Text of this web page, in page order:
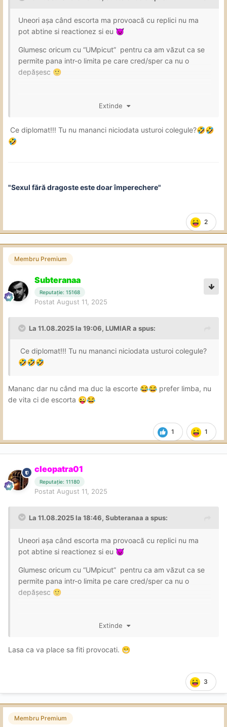
Uneori așa când escorta ma provoacă cu replici nu ma
pot abtine si reactionez si eu 😈
Glumesc oricum cu “UMpicut” pentru ca am văzut ca se
permite pana intr-o limita pe care cred/sper ca nu o
depășesc 🙂
Extinde
Ce diplomat!!! Tu nu mananci niciodata usturoi colegule?🤣🤣
🤣
2
"Sexul fără dragoste este doar împerechere"
Membru Premium
Subteranaa
Reputație: 15168
Postat August 11, 2025
La 11.08.2025 la 19:06, LUMIAR a spus:
Ce diplomat!!! Tu nu mananci niciodata usturoi colegule?
🤣🤣🤣
Mananc dar nu când ma duc la escorte 😂😂 prefer limba, nu
de vita ci de escorta 😜😂
1 1
cleopatra01
Reputație: 11180
Postat August 11, 2025
La 11.08.2025 la 18:46, Subteranaa a spus:
Uneori așa când escorta ma provoacă cu replici nu ma
pot abtine si reactionez si eu 😈
Glumesc oricum cu “UMpicut” pentru ca am văzut ca se
permite pana intr-o limita pe care cred/sper ca nu o
depășesc 🙂
Extinde
Lasa ca va place sa fiti provocati. 😁
3
Membru Premium